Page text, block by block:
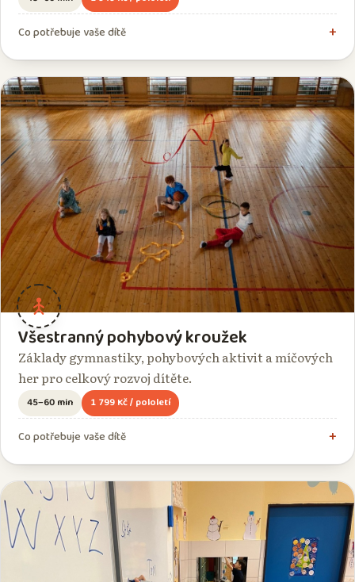
Co potřebuje vaše dítě
Všestranný pohybový kroužek
Základy gymnastiky, pohybových aktivit a míčových
her pro celkový rozvoj dítěte.
45–60 min 1 799 Kč / pololetí
Co potřebuje vaše dítě